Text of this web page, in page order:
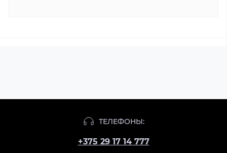
ТЕЛЕФОНЫ:
+375 29 17 14 777